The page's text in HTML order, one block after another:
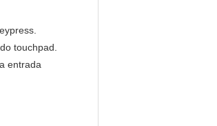
touchpad.
entrada